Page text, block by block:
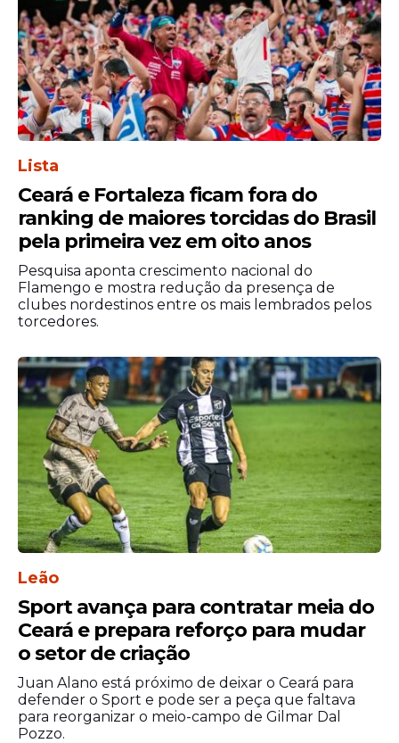
Lista
Ceará e Fortaleza ficam fora do
ranking de maiores torcidas do Brasil
pela primeira vez em oito anos
Pesquisa aponta crescimento nacional do
Flamengo e mostra redução da presença de
clubes nordestinos entre os mais lembrados pelos
torcedores.
Leão
Sport avança para contratar meia do
Ceará e prepara reforço para mudar
o setor de criação
Juan Alano está próximo de deixar o Ceará para
defender o Sport e pode ser a peça que faltava
para reorganizar o meio-campo de Gilmar Dal
Pozzo.